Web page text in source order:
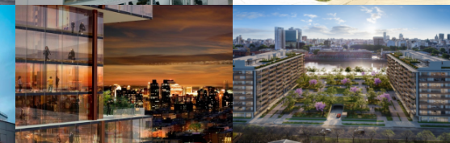
QIUB
Oceana Puerto
Madero